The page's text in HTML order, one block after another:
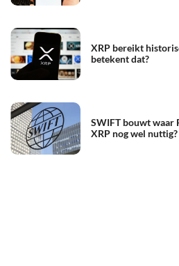
XRP bereikt
betekent dat?
SWIFT bouwt waar
XRP nog wel nuttig?